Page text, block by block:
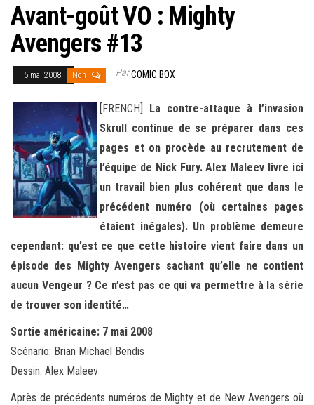
Avant-goût VO : Mighty
Avengers #13
5 mai 2008 Non ParCOMIC BOX
[FRENCH] La contre-attaque à l’invasion
Skrull continue de se préparer dans ces
pages et on procède au recrutement de
l’équipe de Nick Fury. Alex Maleev livre ici
un travail bien plus cohérent que dans le
précédent numéro (où certaines pages
étaient inégales). Un problème demeure
cependant: qu’est ce que cette histoire vient faire dans un
épisode des Mighty Avengers sachant qu’elle ne contient
aucun Vengeur ? Ce n’est pas ce qui va permettre à la série
de trouver son identité…
Sortie américaine: 7 mai 2008
Scénario: Brian Michael Bendis
Dessin: Alex Maleev
Après de précédents numéros de Mighty et de New Avengers où